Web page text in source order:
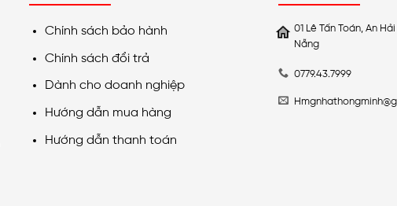
Chính sách bảo hành
Chính sách đổi trả
Dành cho doanh nghiệp
Hướng dẫn mua hàng
Hướng dẫn thanh toán
01 Lê Tấn Toán, An
Nẵng
0779.43.7999